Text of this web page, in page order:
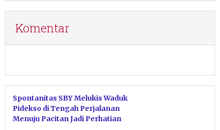
Komentar
Spontanitas SBY Melukis Waduk
Pidekso di Tengah Perjalanan
Menuju Pacitan Jadi Perhatian